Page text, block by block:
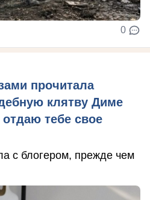
0
прочитала
клятву Диме
тебе свое
с блогером, прежде чем